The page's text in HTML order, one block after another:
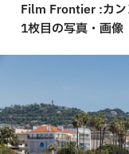
Film Frontier :カン
1枚目の写真・画像